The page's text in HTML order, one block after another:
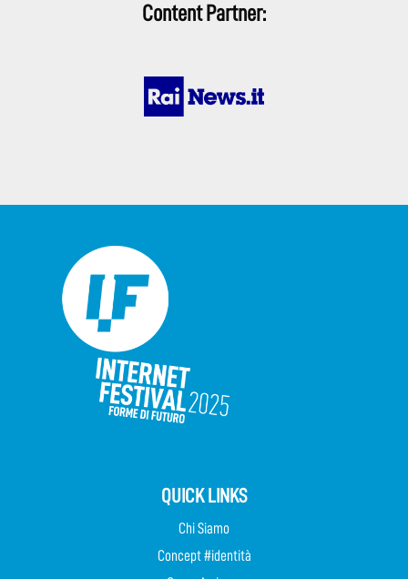
Content Partner:
QUICK LINKS
Chi Siamo
Concept #identità